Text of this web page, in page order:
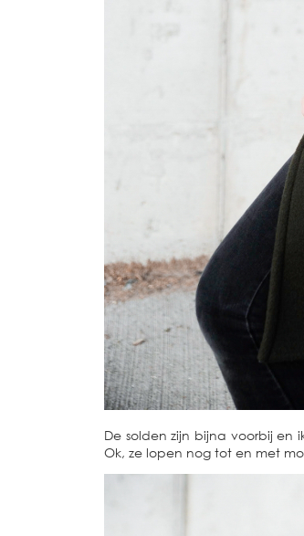
De solden zijn bijna voorbij en
Ok, ze lopen nog tot en met